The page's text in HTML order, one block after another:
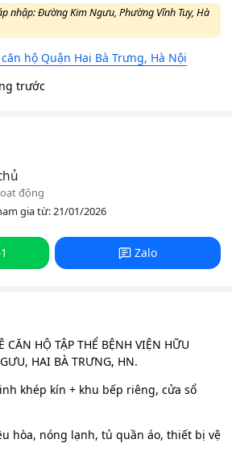
nhập: Đường Kim Ngưu, Phường Vĩnh Tuy, Hà
hộ Quận Hai Bà Trưng, Hà Nội
trước
động
gia từ: 21/01/2026
Zalo
CĂN HỘ TẬP THỂ BỆNH VIỆN HỮU
HAI BÀ TRƯNG, HN.
khép kín + khu bếp riêng, cửa sổ
hòa, nóng lạnh, tủ quần áo, thiết bị vệ